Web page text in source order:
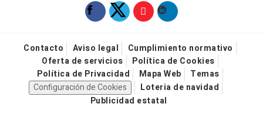
Contacto Aviso legal
Cumplimiento normativo
Oferta de servicios
Política de Cookies
Política de Privacidad
Mapa Web
Temas
Configuración de Cookies
Loteria de navidad
Publicidad estatal